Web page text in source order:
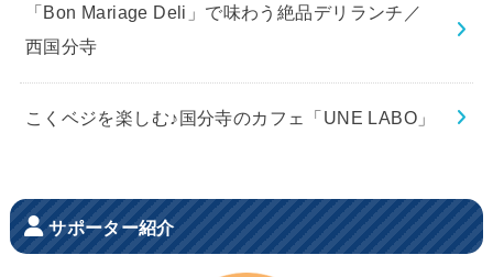
「Bon Mariage Deli」で味わう絶品デリランチ／
西国分寺
こくベジを楽しむ♪国分寺のカフェ「UNE LABO」
サポーター紹介